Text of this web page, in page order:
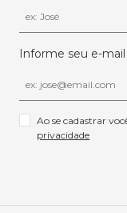
Informe seu e-mail
Ao se cadastrar
privacidade